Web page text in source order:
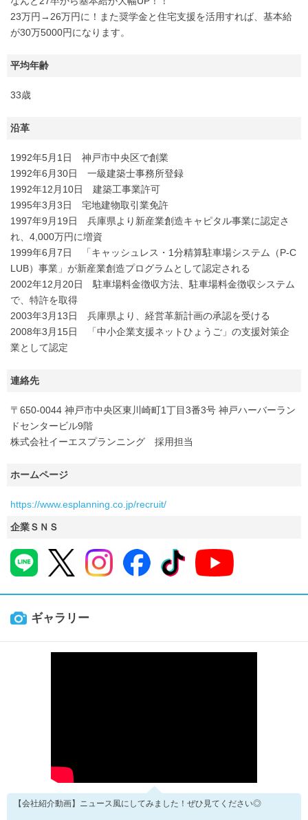
23万円→26万円に！また奨学金と住宅支援を活用すれば、基本給
が30万5000円になります。
平均年齢
33歳
沿革
1992年5月1日 神戸市中央区で創業
1992年6月30日 一級建築士事務所登録
1992年12月10日 建築工事業許可
1995年3月3日 宅地建物取引業免許
1997年9月19日 兵庫県より新産業創造キャピタル事業に認定さ
れ、4,000万円に増資
1999年6月7日 「キャッシュレス・1分精算駐車場システム（P-C
LUB）事業」が新産業創造プログラムとして認定される
2002年12月20日 駐車場料金徴収方法、駐車場料金徴収システム
で、特許を取得
2003年3月13日 兵庫県より、経営革新計画の承認を受ける
2008年3月15日 「中小企業支援ネットひょうご」の支援対策企
業として認定
連絡先
〒650-0044 神戸市中央区東川崎町1丁目3番3号 神戸ハーバーラン
ドセンタービル9階
株式会社イーエスプランニング 採用担当
ホームページ
https://www.esplanning.co.jp/recruit/
企業ＳＮＳ
ギャラリー
【会社紹介動画】ニュース風にしてみました！ぜひ見てください◎